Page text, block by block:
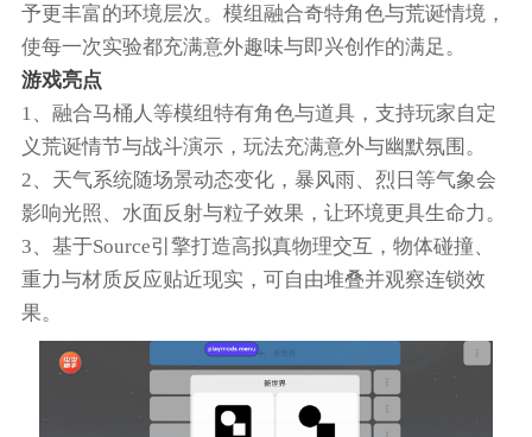
予更丰富的环境层次。模组融合奇特角色与荒诞情境，
使每一次实验都充满意外趣味与即兴创作的满足。
游戏亮点
1、融合马桶人等模组特有角色与道具，支持玩家自定
义荒诞情节与战斗演示，玩法充满意外与幽默氛围。
2、天气系统随场景动态变化，暴风雨、烈日等气象会
影响光照、水面反射与粒子效果，让环境更具生命力。
3、基于Source引擎打造高拟真物理交互，物体碰撞、
重力与材质反应贴近现实，可自由堆叠并观察连锁效
果。